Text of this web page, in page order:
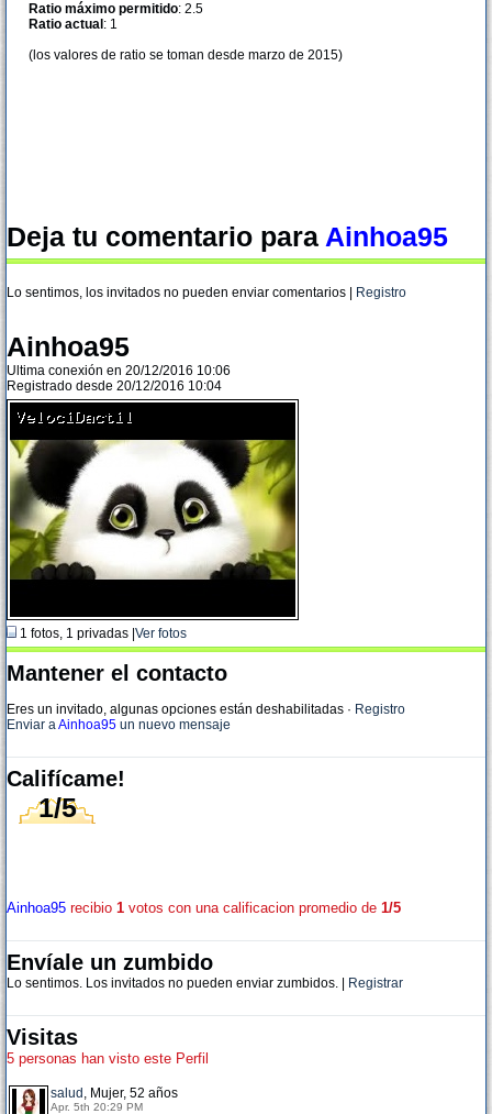
Ratio máximo permitido: 2.5
Ratio actual : 1
(los valores de ratio se toman desde marzo de 2015)
Deja tu comentario para Ainhoa95
Lo sentimos, los invitados no pueden enviar comentarios | Registro
Ainhoa95
Ultima conexión en 20/12/2016 10:06
Registrado desde 20/12/2016 10:04
1 fotos, 1 privadas | Ver fotos
Mantener el contacto
Eres un invitado, algunas opciones están deshabilitadas · Registro
Enviar aAinhoa95 un nuevo mensaje
Califícame!
1/5
Ainhoa95 recibio 1 votos con una calificacion promedio de 1/5
Envíale un zumbido
Lo sentimos. Los invitados no pueden enviar zumbidos. | Registrar
Visitas
5 personas han visto este Perfil
salud , Mujer, 52 años
Apr. 5th 20:29 PM